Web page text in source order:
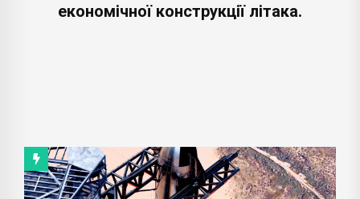
економічної конструкції літака.